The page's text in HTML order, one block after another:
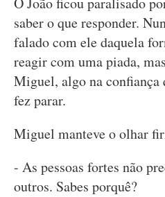
saber o que responder.
falado com ele daquela
reagir com uma piada,
Miguel, algo na confiança
fez parar.
Miguel manteve o olhar
- As pessoas fortes não
outros. Sabes porquê?